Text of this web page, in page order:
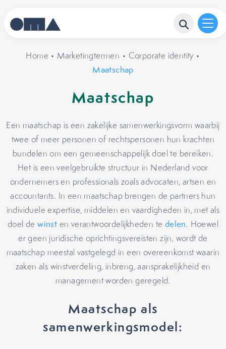
Home • Marketingtermen • Corporate identity•
Maatschap
Maatschap
Een maatschap is een zakelijke samenwerkingsvorm waarbij
twee of meer personen of rechtspersonen hun krachten
bundelen om een gemeenschappelijk doel te bereiken.
Het is een veelgebruikte structuur in Nederland voor
ondernemers en professionals zoals advocaten, artsen en
accountants. In een maatschap brengen de partners hun
individuele expertise, middelen en vaardigheden in, met als
doel dewinst en verantwoordelijkheden te delen. Hoewel
er geen juridische oprichtingsvereisten zijn, wordt de
maatschap meestal vastgelegd in een overeenkomst waarin
zaken als winstverdeling, inbreng, aansprakelijkheid en
management worden geregeld.
Maatschap als
samenwerkingsmodel: